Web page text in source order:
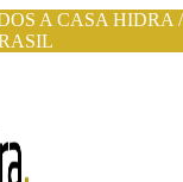
A CASA HIDRA